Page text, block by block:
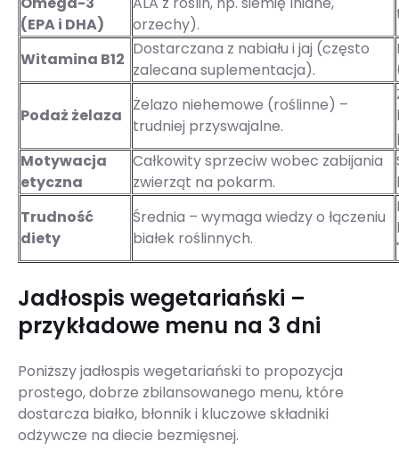
(EPA i DHA)
orzechy).
Witamina B12
Dostarczana z nabiału i jaj (często
zalecana suplementacja).
Podaż żelaza
Żelazo niehemowe (roślinne) –
trudniej przyswajalne.
Motywacja
etyczna
Całkowity sprzeciw wobec zabijania
zwierząt na pokarm.
Trudność
diety
Średnia – wymaga wiedzy o łączeniu
białek roślinnych.
Jadłospis wegetariański –
przykładowe menu na 3 dni
Poniższy jadłospis wegetariański to propozycja
prostego, dobrze zbilansowanego menu, które
dostarcza białko, błonnik i kluczowe składniki
odżywcze na diecie bezmięsnej.